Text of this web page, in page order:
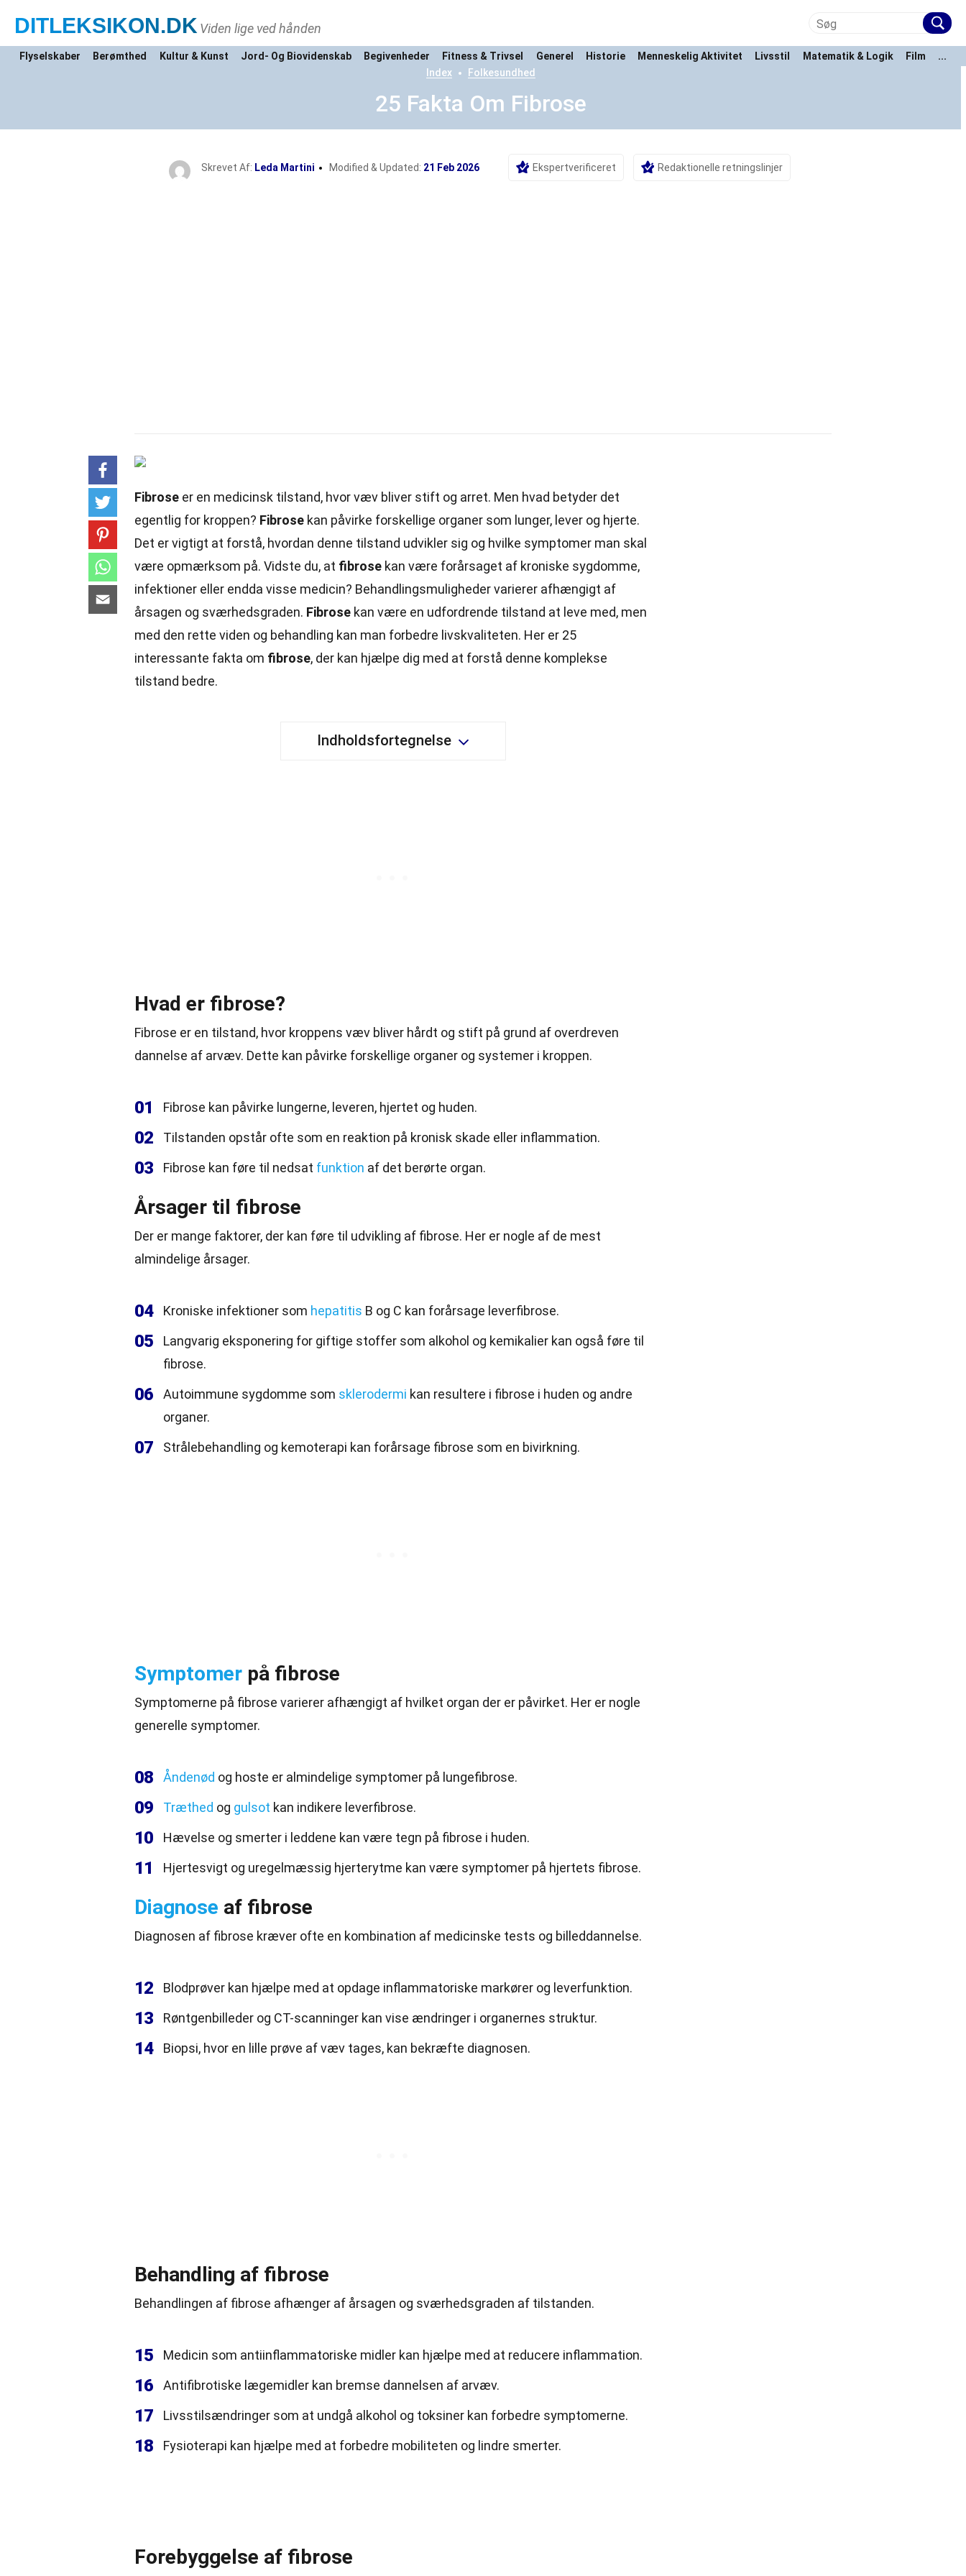
DITLEKSIKON.DK Viden lige ved hånden
Flyselskaber Berømthed Kultur & Kunst Jord- Og Biovidenskab Begivenheder Fitness & Trivsel Generel Historie Menneskelig Aktivitet Livsstil Matematik & Logik Film
...
Index
Folkesundhed
25 Fakta Om Fibrose
Skrevet Af: Leda Martini Modified & Updated: 21 Feb 2026 Ekspertverificeret Redaktionelle retningslinjer
Fibrose er en medicinsk tilstand, hvor væv bliver stift og arret. Men hvad betyder det
egentlig for kroppen? Fibrose kan påvirke forskellige organer som lunger, lever og hjerte.
Det er vigtigt at forstå, hvordan denne tilstand udvikler sig og hvilke symptomer man skal
være opmærksom på. Vidste du, at fibrose kan være forårsaget af kroniske sygdomme,
infektioner eller endda visse medicin? Behandlingsmuligheder varierer afhængigt af
årsagen og sværhedsgraden. Fibrose kan være en udfordrende tilstand at leve med, men
med den rette viden og behandling kan man forbedre livskvaliteten. Her er 25
interessante fakta om fibrose, der kan hjælpe dig med at forstå denne komplekse
tilstand bedre.
Indholdsfortegnelse
Hvad er fibrose?
Fibrose er en tilstand, hvor kroppens væv bliver hårdt og stift på grund af overdreven
dannelse af arvæv. Dette kan påvirke forskellige organer og systemer i kroppen.
01 Fibrose kan påvirke lungerne, leveren, hjertet og huden.
02 Tilstanden opstår ofte som en reaktion på kronisk skade eller inflammation.
03 Fibrose kan føre til nedsat funktion af det berørte organ.
Årsager til fibrose
Der er mange faktorer, der kan føre til udvikling af fibrose. Her er nogle af de mest
almindelige årsager.
04 Kroniske infektioner som hepatitis B og C kan forårsage leverfibrose.
05
Langvarig eksponering for giftige stoffer som alkohol og kemikalier kan også føre til
fibrose.
06 Autoimmune sygdomme som sklerodermi kan resultere i fibrose i huden og andre
organer.
07 Strålebehandling og kemoterapi kan forårsage fibrose som en bivirkning.
Symptomer på fibrose
Symptomerne på fibrose varierer afhængigt af hvilket organ der er påvirket. Her er nogle
generelle symptomer.
08 Åndenød og hoste er almindelige symptomer på lungefibrose.
09 Træthed og gulsot kan indikere leverfibrose.
10 Hævelse og smerter i leddene kan være tegn på fibrose i huden.
11 Hjertesvigt og uregelmæssig hjerterytme kan være symptomer på hjertets fibrose.
Diagnose af fibrose
Diagnosen af fibrose kræver ofte en kombination af medicinske tests og billeddannelse.
12 Blodprøver kan hjælpe med at opdage inflammatoriske markører og leverfunktion.
13 Røntgenbilleder og CT-scanninger kan vise ændringer i organernes struktur.
14 Biopsi, hvor en lille prøve af væv tages, kan bekræfte diagnosen.
Behandling af fibrose
Behandlingen af fibrose afhænger af årsagen og sværhedsgraden af tilstanden.
15 Medicin som antiinflammatoriske midler kan hjælpe med at reducere inflammation.
16 Antifibrotiske lægemidler kan bremse dannelsen af arvæv.
17 Livsstilsændringer som at undgå alkohol og toksiner kan forbedre symptomerne.
18 Fysioterapi kan hjælpe med at forbedre mobiliteten og lindre smerter.
Forebyggelse af fibrose